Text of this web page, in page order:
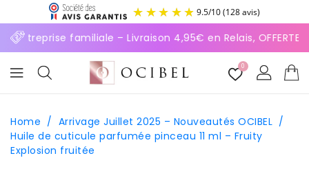
9.5/10
Entreprise familiale – Livraison 4,95€ en Relais, OFFERTE
0
Home / Arrivage Juillet 2025 – Nouveautés OCIBEL /
Huile de cuticule parfumée pinceau 11 ml – Fruity
Explosion fruitée
AUX